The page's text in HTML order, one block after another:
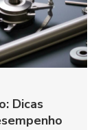
Dicas